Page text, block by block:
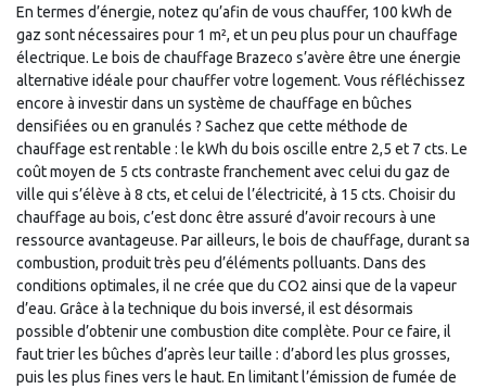
En termes d’énergie, notez qu’afin de vous chauffer, 100 kWh de
gaz sont nécessaires pour 1 m², et un peu plus pour un chauffage
électrique. Le bois de chauffage Brazeco s’avère être une énergie
alternative idéale pour chauffer votre logement. Vous réfléchissez
encore à investir dans un système de chauffage en bûches
densifiées ou en granulés ? Sachez que cette méthode de
chauffage est rentable : le kWh du bois oscille entre 2,5 et 7 cts. Le
coût moyen de 5 cts contraste franchement avec celui du gaz de
ville qui s’élève à 8 cts, et celui de l’électricité, à 15 cts. Choisir du
chauffage au bois, c’est donc être assuré d’avoir recours à une
ressource avantageuse. Par ailleurs, le bois de chauffage, durant sa
combustion, produit très peu d’éléments polluants. Dans des
conditions optimales, il ne crée que du CO2 ainsi que de la vapeur
d’eau. Grâce à la technique du bois inversé, il est désormais
possible d’obtenir une combustion dite complète. Pour ce faire, il
faut trier les bûches d’après leur taille : d’abord les plus grosses,
puis les plus fines vers le haut. En limitant l’émission de fumée de